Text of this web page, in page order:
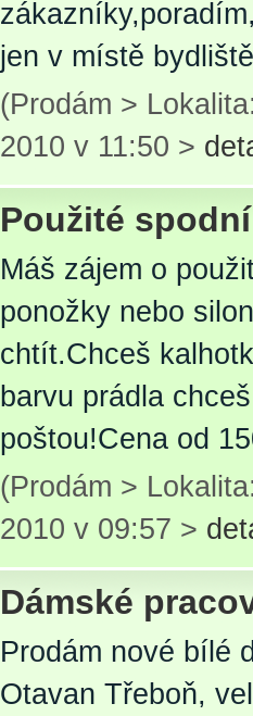
jen v místě
(Prodám >
2010 v 11:50 >
Použité
Máš zájem o
ponožky nebo
chtít.Chceš
barvu prádla
poštou!Cena od
(Prodám >
2010 v 09:57 >
Dámské
Prodám nové bílé
Otavan Třeboň,